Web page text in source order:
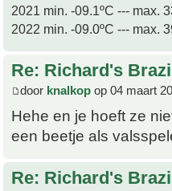
2021 min. -09.1ºC --- max.
2022 min. -09.0ºC --- max.
Re: Richard's
door knalkop op 04 maart
Hehe en je hoeft ze
een beetje als
Re: Richard's